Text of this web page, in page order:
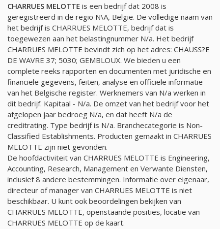
CHARRUES MELOTTE is een bedrijf dat 2008 is
geregistreerd in de regio N\A, België. De volledige naam van
het bedrijf is CHARRUES MELOTTE, bedrijf dat is
toegewezen aan het belastingnummer N/a. Het bedrijf
CHARRUES MELOTTE bevindt zich op het adres: CHAUSS?E
DE WAVRE 37; 5030; GEMBLOUX. We bieden u een
complete reeks rapporten en documenten met juridische en
financiële gegevens, feiten, analyse en officiële informatie
van het Belgische register. Werknemers van N/a werken in
dit bedrijf. Kapitaal - N/a. De omzet van het bedrijf voor het
afgelopen jaar bedroeg N/a, en dat heeft N/a de
creditrating. Type bedrijf is N/a. Branchecategorie is Non-
Classified Establishments. Producten gemaakt in CHARRUES
MELOTTE zijn niet gevonden.
De hoofdactiviteit van CHARRUES MELOTTE is Engineering,
Accounting, Research, Management en Verwante Diensten,
inclusief 8 andere bestemmingen. Informatie over eigenaar,
directeur of manager van CHARRUES MELOTTE is niet
beschikbaar. U kunt ook beoordelingen bekijken van
CHARRUES MELOTTE, openstaande posities, locatie van
CHARRUES MELOTTE op de kaart.